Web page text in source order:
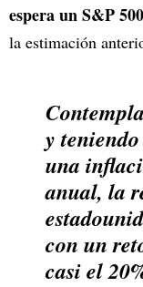
espera un S&P
la estimación
y
una
anual, la
con un
casi el